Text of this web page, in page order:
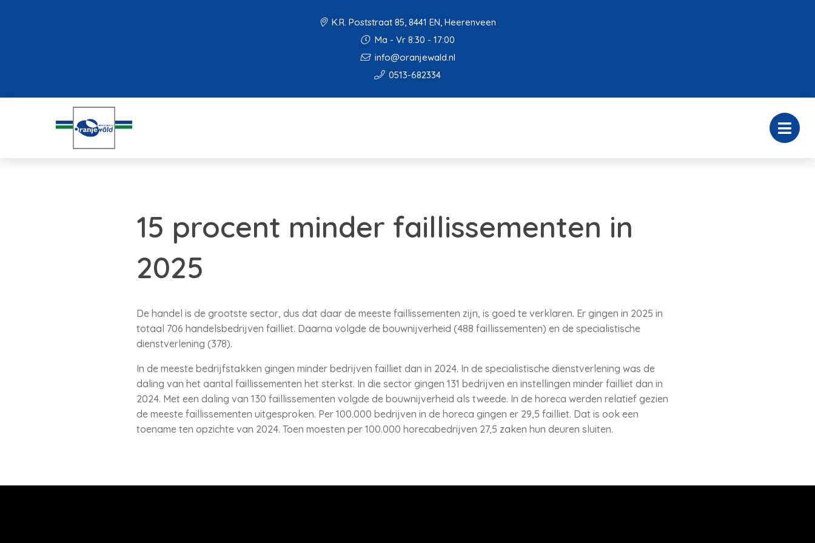
K.R. Poststraat 85, 8441 EN, Heerenveen
Ma - Vr 8:30 - 17:00
info@oranjewald.nl
0513-682334
15 procent minder faillissementen in
2025
De handel is de grootste sector, dus dat daar de meeste faillissementen zijn, is goed te verklaren. Er gingen in 2025 in
totaal 706 handelsbedrijven failliet. Daarna volgde de bouwnijverheid (488 faillissementen) en de specialistische
dienstverlening (378).
In de meeste bedrijfstakken gingen minder bedrijven failliet dan in 2024. In de specialistische dienstverlening was de
daling van het aantal faillissementen het sterkst. In die sector gingen 131 bedrijven en instellingen minder failliet dan in
2024. Met een daling van 130 faillissementen volgde de bouwnijverheid als tweede. In de horeca werden relatief gezien
de meeste faillissementen uitgesproken. Per 100.000 bedrijven in de horeca gingen er 29,5 failliet. Dat is ook een
toename ten opzichte van 2024. Toen moesten per 100.000 horecabedrijven 27,5 zaken hun deuren sluiten.